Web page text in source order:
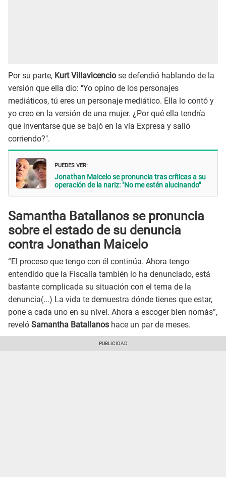
Por su parte, Kurt Villavicencio se defendió hablando de la
versión que ella dio: "Yo opino de los personajes
mediáticos, tú eres un personaje mediático. Ella lo contó y
yo creo en la versión de una mujer. ¿Por qué ella tendría
que inventarse que se bajó en la vía Expresa y salió
corriendo?".
PUEDES VER:
Jonathan Maicelo se pronuncia tras críticas a su
operación de la nariz: "No me estén alucinando"
Samantha Batallanos se pronuncia
sobre el estado de su denuncia
contra Jonathan Maicelo
“El proceso que tengo con él continúa. Ahora tengo
entendido que la Fiscalía también lo ha denunciado, está
bastante complicada su situación con el tema de la
denuncia(...) La vida te demuestra dónde tienes que estar,
pone a cada uno en su nivel. Ahora a escoger bien nomás”,
reveló Samantha Batallanos hace un par de meses.